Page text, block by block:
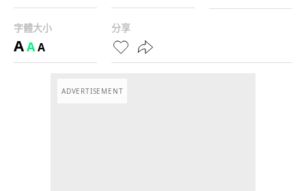
字體大小
AAA
分享
ADVERTISEMENT